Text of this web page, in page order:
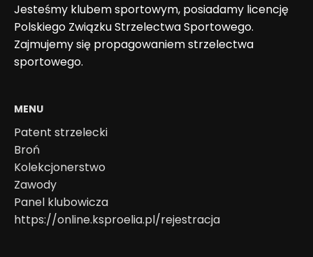
Jesteśmy klubem sportowym, posiadamy licencję
Polskiego Związku Strzelectwa Sportowego.
Zajmujemy się propagowaniem strzelectwa
sportowego.
MENU
Patent strzelecki
Broń
Kolekcjonerstwo
Zawody
Panel klubowicza
https://online.ksproelia.pl/rejestracja